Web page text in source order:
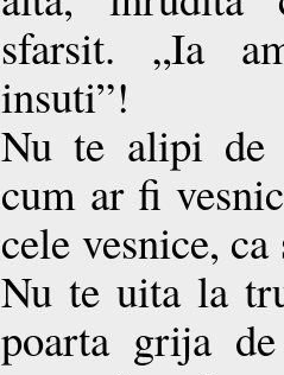
sfarsit. „Ia
insuti”!
Nu te alipi de
cum ar fi
cele vesnice,
Nu te uita la
poarta grija